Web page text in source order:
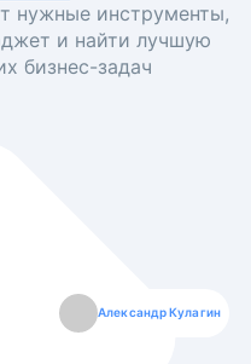
нужные инструменты,
и найти лучшую
бизнес-задач
Александр Кулагин
Даниил Макаров
Екатерина Лазаренко
Борис Кашко
Юлия Изоитко